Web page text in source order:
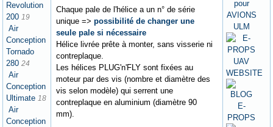
Revolution
200 19
Air
Conception
Tornado
280 24
Air
Conception
Ultimate 18
Air
Conception
Chaque pale de l'hélice a un n° de série
unique =>possibilité de changer une
seule pale si nécessaire
Hélice livrée prête à monter, sans visserie ni
contreplaque.
Les hélices PLUG'n'FLY sont fixées au
moteur par des vis (nombre et diamètre des
vis selon modèle) qui serrent une
contreplaque en aluminium (diamètre 90
mm).